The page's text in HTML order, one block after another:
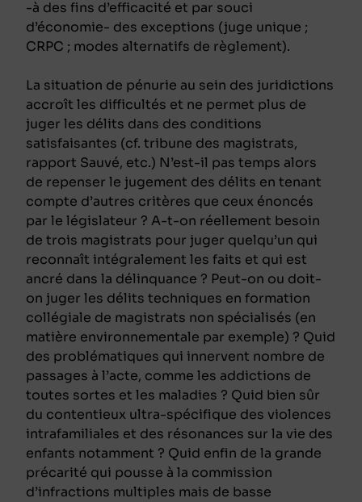
-à des fins d’efficacité et par souci
d’économie- des exceptions (juge unique ;
CRPC ; modes alternatifs de règlement).
La situation de pénurie au sein des juridictions
accroît les difficultés et ne permet plus de
juger les délits dans des conditions
satisfaisantes (cf. tribune des magistrats,
rapport Sauvé, etc.) N’est-il pas temps alors
de repenser le jugement des délits en tenant
compte d’autres critères que ceux énoncés
par le législateur ? A-t-on réellement besoin
de trois magistrats pour juger quelqu’un qui
reconnaît intégralement les faits et qui est
ancré dans la délinquance ? Peut-on ou doit-
on juger les délits techniques en formation
collégiale de magistrats non spécialisés (en
matière environnementale par exemple) ? Quid
des problématiques qui innervent nombre de
passages à l’acte, comme les addictions de
toutes sortes et les maladies ? Quid bien sûr
du contentieux ultra-spécifique des violences
intrafamiliales et des résonances sur la vie des
enfants notamment ? Quid enfin de la grande
précarité qui pousse à la commission
d’infractions multiples mais de basse